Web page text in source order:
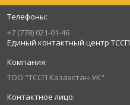
+7 (778) 021-01-46
Единый контактный центр ТССП
ТОО "ТССП Казахстан-УК"